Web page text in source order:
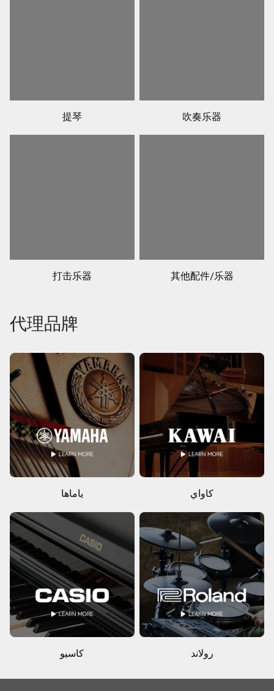
提琴 吹奏乐器
打击乐器 其他配件/乐器
代理品牌
ياماها كاواي
كاسيو رولاند